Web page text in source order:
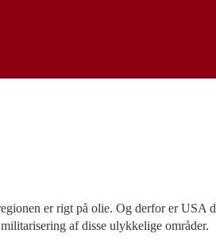
er rigt på olie. Og derfor er USA
af disse ulykkelige områder.